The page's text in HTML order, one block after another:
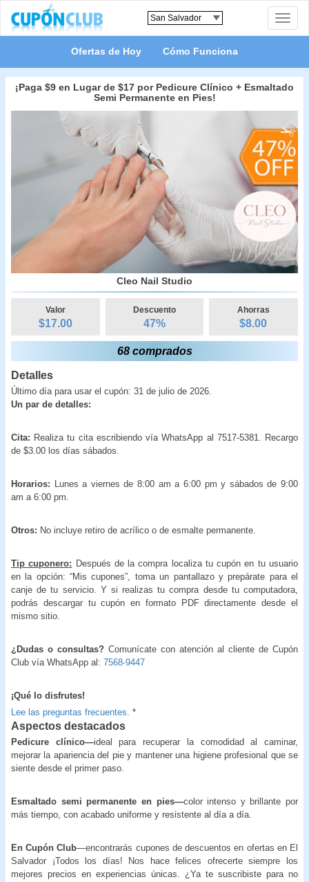
Toggle
Ofertas de Hoy Cómo Funciona
¡Paga $9 en Lugar de $17 por Pedicure Clínico + Esmaltado
Semi Permanente en Pies!
Cleo Nail Studio
Valor
$17.00
Descuento
47%
Ahorras
$8.00
68 comprados
Detalles
Último día para usar el cupón: 31 de julio de 2026.
Un par de detalles:
Cita: Realiza tu cita escribiendo vía WhatsApp al 7517-5381. Recargo
de $3.00 los días sábados.
Horarios: Lunes a viernes de 8:00 am a 6:00 pm y sábados de 9:00
am a 6:00 pm.
Otros: No incluye retiro de acrílico o de esmalte permanente.
Tip cuponero: Después de la compra localiza tu cupón en tu usuario
en la opción: “Mis cupones”, toma un pantallazo y prepárate para el
canje de tu servicio. Y si realizas tu compra desde tu computadora,
podrás descargar tu cupón en formato PDF directamente desde el
mismo sitio.
¿Dudas o consultas? Comunícate con atención al cliente de Cupón
Club vía WhatsApp al: 7568-9447
¡Qué lo disfrutes!
Lee las preguntas frecuentes. *
Aspectos destacados
Pedicure clínico—ideal para recuperar la comodidad al caminar,
mejorar la apariencia del pie y mantener una higiene profesional que se
siente desde el primer paso.
Esmaltado semi permanente en pies—color intenso y brillante por
más tiempo, con acabado uniforme y resistente al día a día.
En Cupón Club—encontrarás cupones de descuentos en ofertas en El
Salvador ¡Todos los días! Nos hace felices ofrecerte siempre los
mejores precios en experiencias únicas. ¿Ya te suscribiste para no